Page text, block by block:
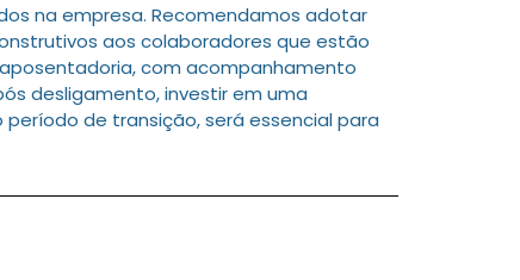
na empresa. Recomendamos adotar
aos colaboradores que estão
com acompanhamento
desligamento, investir em uma
de transição, será essencial para